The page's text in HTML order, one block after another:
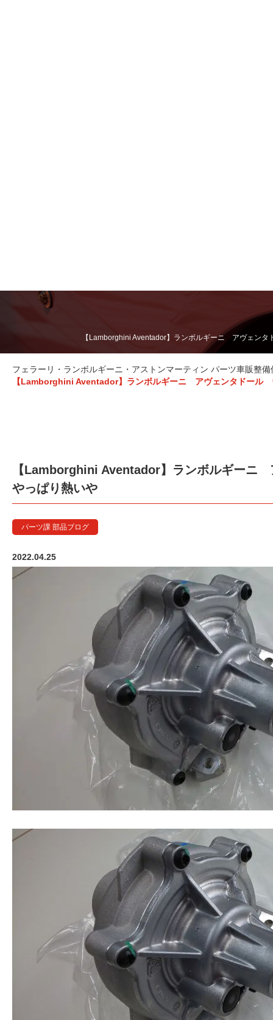
【Lamborghini Aventador】ランボルギーニ アヴェン
フェラーリ・ランボルギーニ・アストンマーティン パーツ車販整
【Lamborghini Aventador】ランボルギーニ アヴェンタドール
【Lamborghini Aventador】ランボルギー
やっぱり熱いや
パーツ課 部品ブログ
2022.04.25